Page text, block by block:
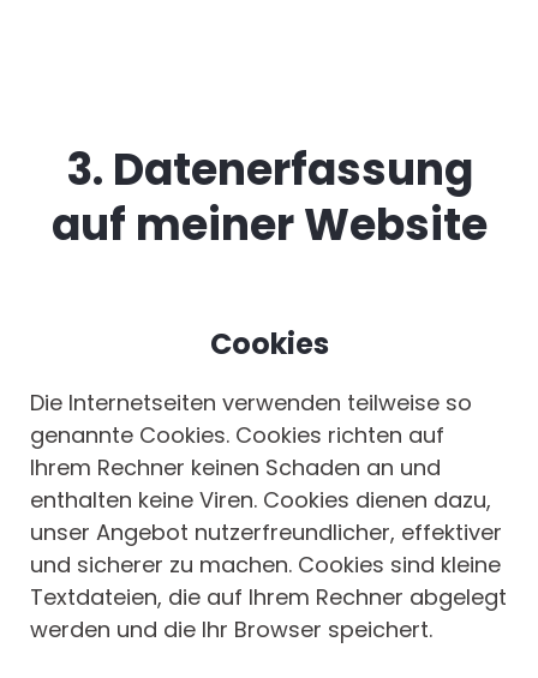
3. Datenerfassung
auf meiner Website
Cookies
Die Internetseiten verwenden teilweise so
genannte Cookies. Cookies richten auf
Ihrem Rechner keinen Schaden an und
enthalten keine Viren. Cookies dienen dazu,
unser Angebot nutzerfreundlicher, effektiver
und sicherer zu machen. Cookies sind kleine
Textdateien, die auf Ihrem Rechner abgelegt
werden und die Ihr Browser speichert.